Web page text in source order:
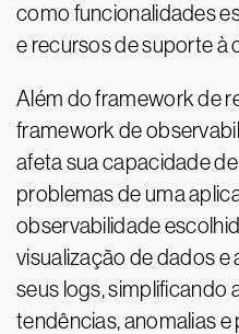
como funcionalidades
e recursos de suporte à
Além do framework de
framework de
afeta sua capacidade
problemas de uma
observabilidade
visualização de dados e
seus logs, simplificando
tendências, anomalias e